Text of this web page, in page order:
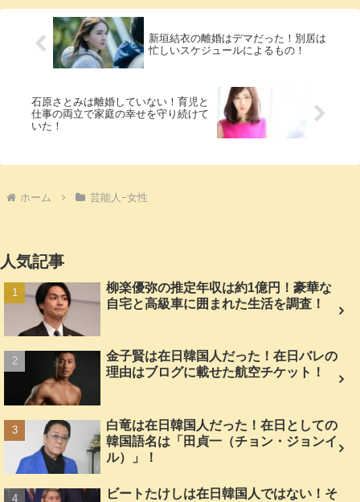
新垣結衣の離婚はデマだった！別居は
忙しいスケジュールによるもの！
石原さとみは離婚していない！育児と
仕事の両立で家庭の幸せを守り続けて
いた！
ホーム 芸能人ｰ女性
人気記事
柳楽優弥の推定年収は約1億円！豪華な
自宅と高級車に囲まれた生活を調査！
金子賢は在日韓国人だった！在日バレの
理由はブログに載せた航空チケット！
白竜は在日韓国人だった！在日としての
韓国語名は「田貞一（チョン・ジョンイ
ル）」！
ビートたけしは在日韓国人ではない！そ